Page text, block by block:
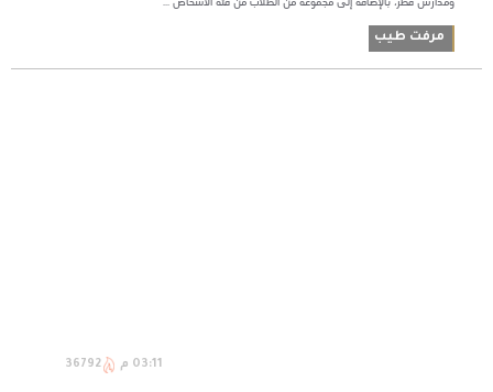
مرفت طيب
03:11 م 36792